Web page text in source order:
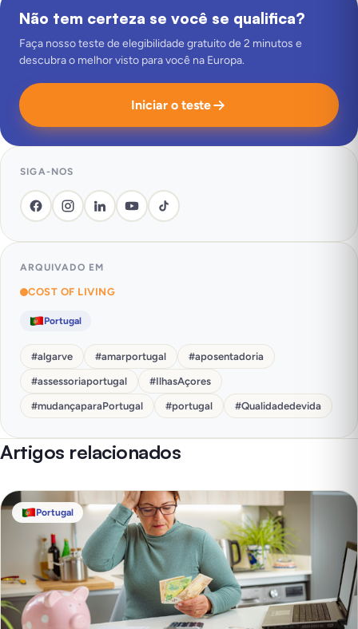
Não tem certeza se você se qualifica?
Faça nosso teste de elegibilidade gratuito de 2 minutos e
descubra o melhor visto para você na Europa.
Iniciar o teste
SIGA-NOS
ARQUIVADO EM
COST OF LIVING
Portugal
#algarve #amarportugal #aposentadoria
#assessoriaportugal #IlhasAçores
#mudançaparaPortugal #portugal #Qualidadedevida
Artigos relacionados
Portugal